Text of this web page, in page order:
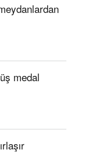
medal